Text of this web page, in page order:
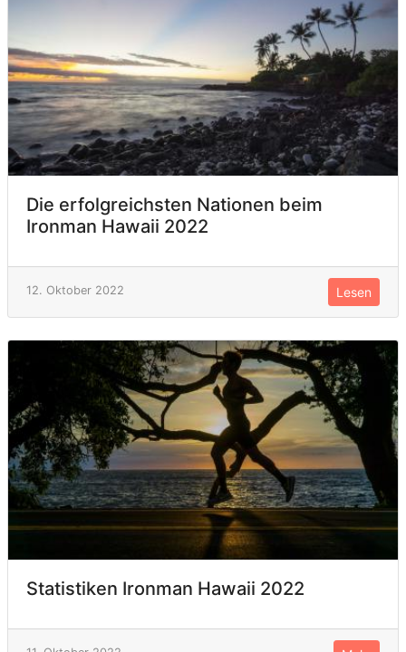
Die erfolgreichsten Nationen beim
Ironman Hawaii 2022
12. Oktober 2022 Lesen
Statistiken Ironman Hawaii 2022